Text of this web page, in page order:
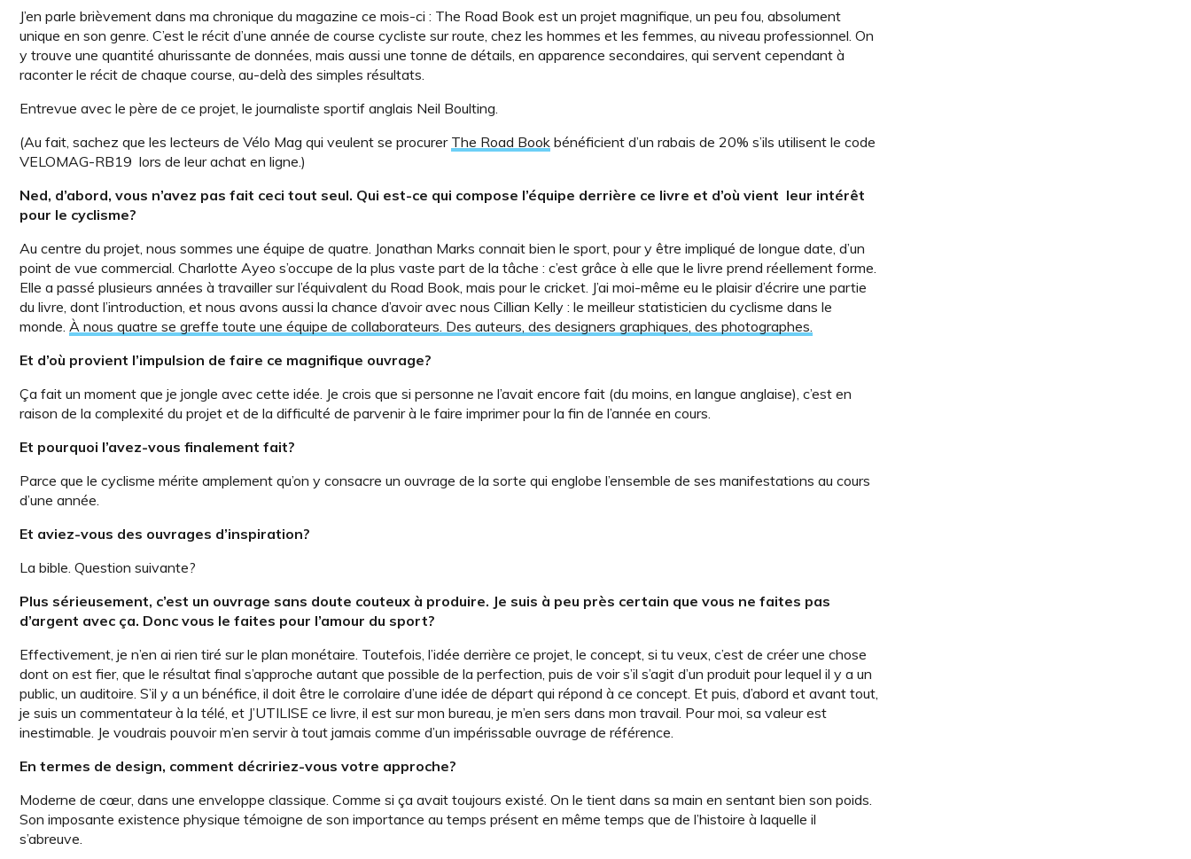
J’en parle brièvement dans ma chronique du magazine ce mois-ci : The Road Book est un projet magnifique, un peu fou, absolument
unique en son genre. C’est le récit d’une année de course cycliste sur route, chez les hommes et les femmes, au niveau professionnel. On
y trouve une quantité ahurissante de données, mais aussi une tonne de détails, en apparence secondaires, qui servent cependant à
raconter le récit de chaque course, au-delà des simples résultats.
Entrevue avec le père de ce projet, le journaliste sportif anglais Neil Boulting.
(Au fait, sachez que les lecteurs de Vélo Mag qui veulent se procurer The Road Book bénéficient d’un rabais de 20% s’ils utilisent le code
VELOMAG-RB19 lors de leur achat en ligne.)
Ned, d’abord, vous n’avez pas fait ceci tout seul. Qui est-ce qui compose l’équipe derrière ce livre et d’où vient leur intérêt
pour le cyclisme?
Au centre du projet, nous sommes une équipe de quatre. Jonathan Marks connait bien le sport, pour y être impliqué de longue date, d’un
point de vue commercial. Charlotte Ayeo s’occupe de la plus vaste part de la tâche : c’est grâce à elle que le livre prend réellement forme.
Elle a passé plusieurs années à travailler sur l’équivalent du Road Book, mais pour le cricket. J’ai moi-même eu le plaisir d’écrire une partie
du livre, dont l’introduction, et nous avons aussi la chance d’avoir avec nous Cillian Kelly : le meilleur statisticien du cyclisme dans le
monde. À nous quatre se greffe toute une équipe de collaborateurs. Des auteurs, des designers graphiques, des photographes.
Et d’où provient l’impulsion de faire ce magnifique ouvrage?
Ça fait un moment que je jongle avec cette idée. Je crois que si personne ne l’avait encore fait (du moins, en langue anglaise), c’est en
raison de la complexité du projet et de la difficulté de parvenir à le faire imprimer pour la fin de l’année en cours.
Et pourquoi l’avez-vous finalement fait?
Parce que le cyclisme mérite amplement qu’on y consacre un ouvrage de la sorte qui englobe l’ensemble de ses manifestations au cours
d’une année.
Et aviez-vous des ouvrages d’inspiration?
La bible. Question suivante?
Plus sérieusement, c’est un ouvrage sans doute couteux à produire. Je suis à peu près certain que vous ne faites pas
d’argent avec ça. Donc vous le faites pour l’amour du sport?
Effectivement, je n’en ai rien tiré sur le plan monétaire. Toutefois, l’idée derrière ce projet, le concept, si tu veux, c’est de créer une chose
dont on est fier, que le résultat final s’approche autant que possible de la perfection, puis de voir s’il s’agit d’un produit pour lequel il y a un
public, un auditoire. S’il y a un bénéfice, il doit être le corrolaire d’une idée de départ qui répond à ce concept. Et puis, d’abord et avant tout,
je suis un commentateur à la télé, et J’UTILISE ce livre, il est sur mon bureau, je m’en sers dans mon travail. Pour moi, sa valeur est
inestimable. Je voudrais pouvoir m’en servir à tout jamais comme d’un impérissable ouvrage de référence.
En termes de design, comment décririez-vous votre approche?
Moderne de cœur, dans une enveloppe classique. Comme si ça avait toujours existé. On le tient dans sa main en sentant bien son poids.
Son imposante existence physique témoigne de son importance au temps présent en même temps que de l’histoire à laquelle il
s’abreuve.